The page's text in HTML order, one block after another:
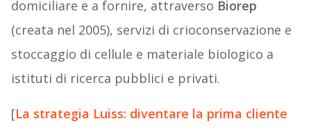
domiciliare e a fornire, attraverso Biorep
(creata nel 2005), servizi di crioconservazione e
stoccaggio di cellule e materiale biologico a
istituti di ricerca pubblici e privati.
[La strategia Luiss: diventare la prima cliente